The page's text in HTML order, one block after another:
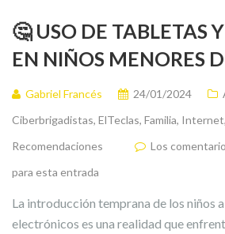
🤔 USO DE TABLETAS
EN NIÑOS MENORES
Gabriel Francés 24/01/2024
Ciberbrigadistas, ElTeclas, Familia, Internet,
Recomendaciones
Los
para esta entrada
La introducción temprana de los niños
electrónicos es una realidad que